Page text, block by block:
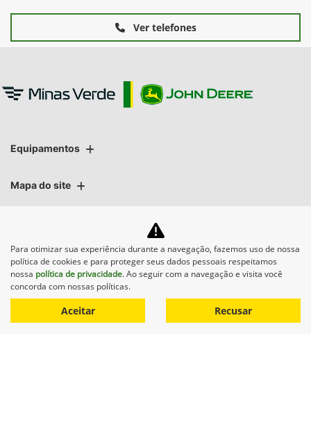
Ver telefones
Equipamentos
Mapa do site
MINAS VERDE MAQUINAS LTDA.
CNPJ: 02.541.934/0013-08
Para otimizar sua experiência durante a navegação, fazemos uso de nossa
política de cookies e para proteger seus dados pessoais respeitamos
nossa política de privacidade. Ao seguir com a navegação e visita você
concorda com nossas políticas.
Aceitar Recusar